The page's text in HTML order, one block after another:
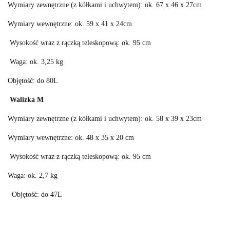
Wymiary zewnętrzne (z kółkami i uchwytem): ok. 67 x 46 x 27cm
Wymiary wewnętrzne: ok. 59 x 41 x 24cm
Wysokość wraz z rączką teleskopową: ok. 95 cm
Waga: ok. 3,25 kg
Objętość: do 80L
Walizka M
Wymiary zewnętrzne (z kółkami i uchwytem): ok. 58 x 39 x 23cm
Wymiary wewnętrzne: ok. 48 x 35 x 20 cm
Wysokość wraz z rączką teleskopową: ok. 95 cm
Waga: ok. 2,7 kg
Objętość: do 47L